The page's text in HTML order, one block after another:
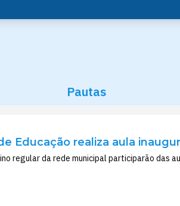
Pautas
Educação realiza aula
regular da rede municipal participarão das